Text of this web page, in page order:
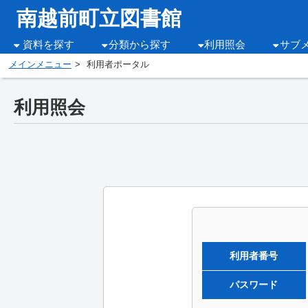
南越前町立図書館
資料を探す 分類から探す 利用照会 サブ
メインメニュー 利用者ポータル
利用照会
利用者番号
パスワード